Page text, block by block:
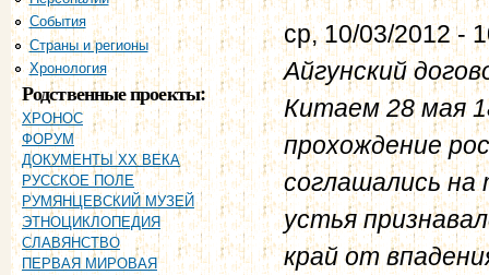
События
Страны и регионы
Хронология
Родственные проекты:
ХРОНОС
ФОРУМ
ДОКУМЕНТЫ XX ВЕКА
РУССКОЕ ПОЛЕ
РУМЯНЦЕВСКИЙ МУЗЕЙ
ЭТНОЦИКЛОПЕДИЯ
СЛАВЯНСТВО
ПЕРВАЯ МИРОВАЯ
ср, 10/03/2012 -
Айгунский
Китаем 28 мая
прохождение
соглашались
устья
край от